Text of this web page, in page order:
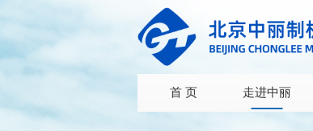
首 页 走进中丽